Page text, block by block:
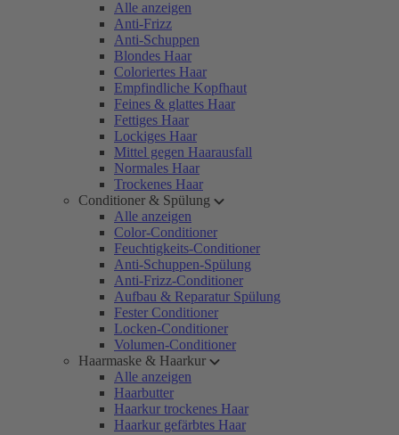
Alle anzeigen
Anti-Frizz
Anti-Schuppen
Blondes Haar
Coloriertes Haar
Empfindliche Kopfhaut
Feines & glattes Haar
Fettiges Haar
Lockiges Haar
Mittel gegen Haarausfall
Normales Haar
Trockenes Haar
Conditioner & Spülung
Alle anzeigen
Color-Conditioner
Feuchtigkeits-Conditioner
Anti-Schuppen-Spülung
Anti-Frizz-Conditioner
Aufbau & Reparatur Spülung
Fester Conditioner
Locken-Conditioner
Volumen-Conditioner
Haarmaske & Haarkur
Alle anzeigen
Haarbutter
Haarkur trockenes Haar
Haarkur gefärbtes Haar